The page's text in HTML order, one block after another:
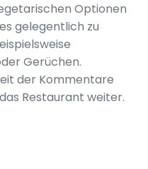
Optionen
gelegentlich zu
Gerüchen.
der Kommentare
Restaurant weiter.